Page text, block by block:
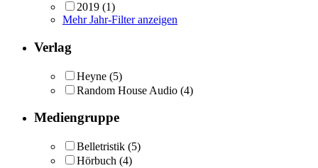
2019 (1)
Mehr Jahr-Filter anzeigen
Verlag
Heyne (5)
Random House Audio (4)
Mediengruppe
Belletristik (5)
Hörbuch (4)